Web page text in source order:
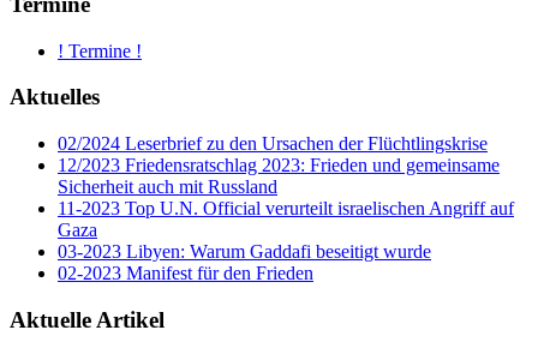
! Termine !
Aktuelles
02/2024 Leserbrief zu den Ursachen der Flüchtlingskrise
12/2023 Friedensratschlag 2023: Frieden und gemeinsame
Sicherheit auch mit Russland
11-2023 Top U.N. Official verurteilt israelischen Angriff auf
Gaza
03-2023 Libyen: Warum Gaddafi beseitigt wurde
02-2023 Manifest für den Frieden
Aktuelle Artikel